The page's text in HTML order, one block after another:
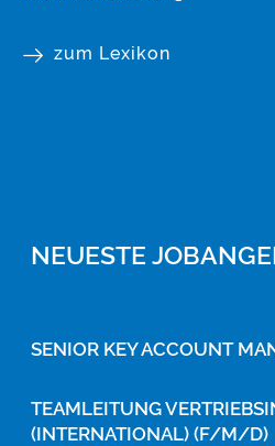
zum Lexikon
NEUESTE
SENIOR KEY ACCOUNT
TEAMLEITUNG
(INTERNATIONAL) (F/M/D)